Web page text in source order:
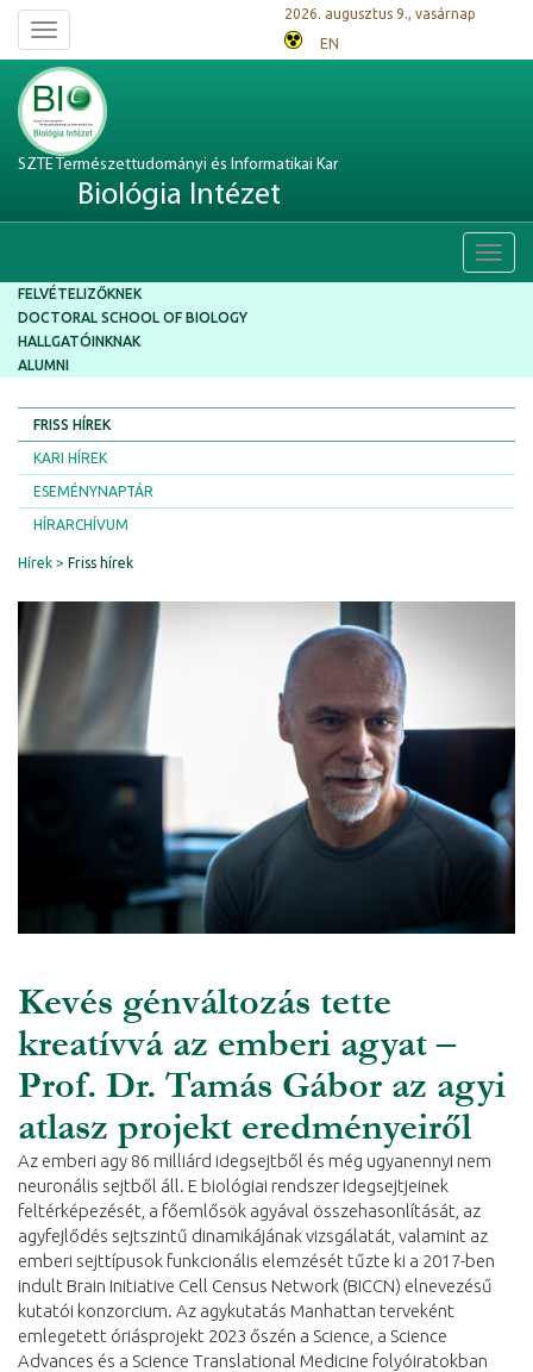
Toggle
navigation
2026. augusztus 9., vasárnap
EN
SZTE Természettudományi és Informatikai Kar
Biológia Intézet
FELVÉTELIZŐKNEK
DOCTORAL SCHOOL OF BIOLOGY
HALLGATÓINKNAK
ALUMNI
FRISS HÍREK
KARI HÍREK
ESEMÉNYNAPTÁR
HÍRARCHÍVUM
Hírek Friss hírek
Kevés génváltozás tette
kreatívvá az emberi agyat –
Prof. Dr. Tamás Gábor az agyi
atlasz projekt eredményeiről
Az emberi agy 86 milliárd idegsejtből és még ugyanennyi nem
neuronális sejtből áll. E biológiai rendszer idegsejtjeinek
feltérképezését, a főemlősök agyával összehasonlítását, az
agyfejlődés sejtszintű dinamikájának vizsgálatát, valamint az
emberi sejttípusok funkcionális elemzését tűzte ki a 2017-ben
indult Brain Initiative Cell Census Network (BICCN) elnevezésű
kutatói konzorcium. Az agykutatás Manhattan terveként
emlegetett óriásprojekt 2023 őszén a Science, a Science
Advances és a Science Translational Medicine folyóiratokban